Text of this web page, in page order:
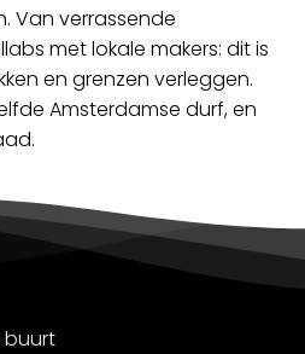
Van verrassende
met lokale makers: dit is
en grenzen verleggen.
Amsterdamse durf, en
buurt